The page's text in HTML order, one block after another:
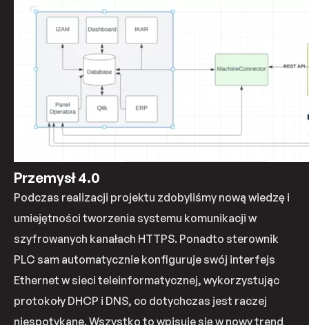
Przemysł 4.0
Podczas realizacji projektu zdobyliśmy nową wiedzę i
umiejętności tworzenia systemu komunikacji w
szyfrowanych kanałach HTTPS. Ponadto sterownik
PLC sam automatycznie konfiguruje swój interfejs
Ethernet w sieci teleinformatycznej, wykorzystując
protokoły DHCP i DNS, co dotychczas jest raczej
niespotykane. Wszystko to wpisuje się w nowy trend